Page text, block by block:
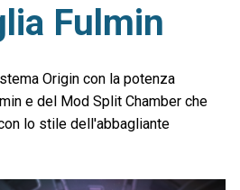
Fulmin
Origin con la potenza
e del Mod Split Chamber che
lo stile dell'abbagliante